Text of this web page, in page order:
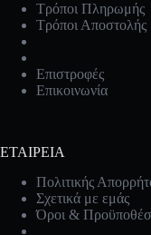
Τρόποι Πληρωμής
Τρόποι Αποστολής
Επιστροφές
Επικοινωνία
ΕΤΑΙΡΕΙΑ
Πολιτικής
Σχετικά με εμάς
Όροι &